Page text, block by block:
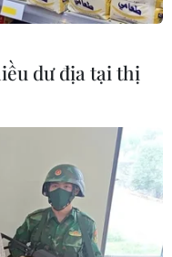
dư địa tại thị